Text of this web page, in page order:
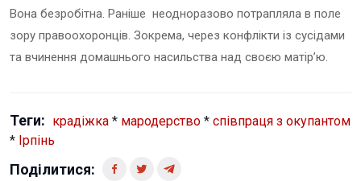
Вона безробітна. Раніше неодноразово потрапляла в поле
зору правоохоронців. Зокрема, через конфлікти із сусідами
та вчинення домашнього насильства над своєю матір’ю.
Теги: крадіжка * мародерство * співпраця з окупантом
* Ірпінь
Поділитися: